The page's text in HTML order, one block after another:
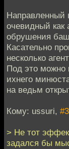
Направленный
очевидный как
обрушения
Касательно
несколько
Под это можно
ихнего
на ведьм
Кому: ussuri,
> Не тот
задался бы